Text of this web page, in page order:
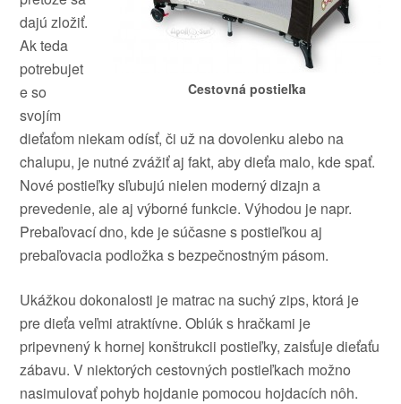
Cestovná postieľka
dajú zložiť.
Ak teda
potrebujet
eso
svojím
dieťaťom niekamodísť,či už nadovolenku alebo na
chalupu, je nutné zvážiťaj fakt,aby dieťa malo, kde spať.
Nové postieľkysľubujú nielen modernýdizajn a
prevedenie,aleaj výbornéfunkcie.Výhodou je napr.
Prebaľovacídno, kde je súčasnes postieľkou aj
prebaľovacia podložkasbezpečnostným pásom.
Ukážkou dokonalosti je matrac nasuchýzips, ktorá je
predieťaveľmi atraktívne.Oblúk s hračkami je
pripevnený k hornej konštrukcii postieľky,zaisťujedieťaťu
zábavu.V niektorých cestovných postieľkach možno
nasimulovať pohyb hojdanie pomocou hojdacích nôh.